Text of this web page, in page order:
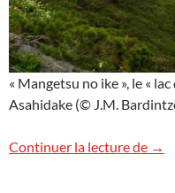
« Mangetsu no ike », le «
Asahidake (© J.M.
Continuer la lecture de Le
→